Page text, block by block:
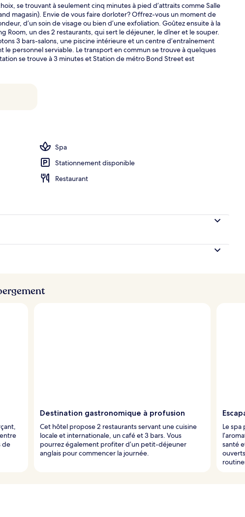
2
se trouvant à seulement cinq minutes à pied d’attraits comme Salle
magasin). Envie de vous faire dorloter? Offrez-vous un moment de
d’un soin de visage ou bien d’une exfoliation. Goûtez ensuite à la
Room, un des 2 restaurants, qui sert le déjeuner, le dîner et le souper.
3 bars-salons, une piscine intérieure et un centre d’entraînement
personnel serviable. Le transport en commun se trouve à quelques
se trouve à 3 minutes et Station de métro Bond Street est
Spa
Stationnement disponible
Restaurant
de
Destination gastronomique à profusion
Cet hôtel propose 2 restaurants servant une cuisine
locale et internationale, un café et 3 bars. Vous
pourrez également profiter d’un petit-déjeuner
anglais pour commencer la journée.
Le
santé